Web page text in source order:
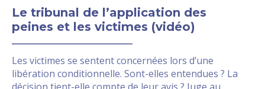
Le tribunal de l’application des
peines et les victimes (vidéo)
Les victimes se sentent concernées lors d’une
libération conditionnelle. Sont-elles entendues ? La